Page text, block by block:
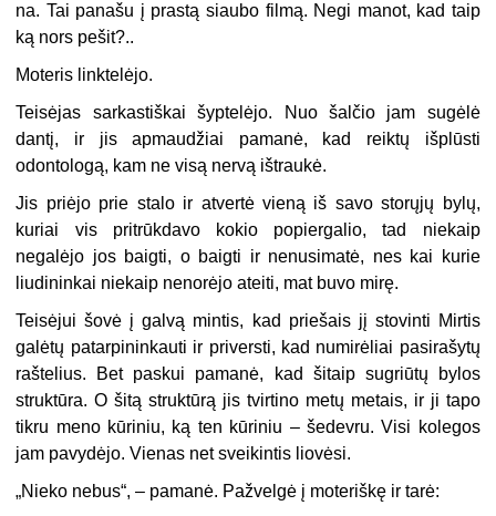
na. Tai panašu į prastą siaubo filmą. Negi manot, kad taip
ką nors pešit?..
Moteris linktelėjo.
Teisėjas sarkastiškai šyptelėjo. Nuo šalčio jam sugėlė
dantį, ir jis apmaudžiai pamanė, kad reiktų išplūsti
odontologą, kam ne visą nervą ištraukė.
Jis priėjo prie stalo ir atvertė vieną iš savo storųjų bylų,
kuriai vis pritrūkdavo kokio popiergalio, tad niekaip
negalėjo jos baigti, o baigti ir nenusimatė, nes kai kurie
liudininkai niekaip nenorėjo ateiti, mat buvo mirę.
Teisėjui šovė į galvą mintis, kad priešais jį stovinti Mirtis
galėtų patarpininkauti ir priversti, kad numirėliai pasirašytų
raštelius. Bet paskui pamanė, kad šitaip sugriūtų bylos
struktūra. O šitą struktūrą jis tvirtino metų metais, ir ji tapo
tikru meno kūriniu, ką ten kūriniu – šedevru. Visi kolegos
jam pavydėjo. Vienas net sveikintis liovėsi.
„Nieko nebus“, – pamanė. Pažvelgė į moteriškę ir tarė: